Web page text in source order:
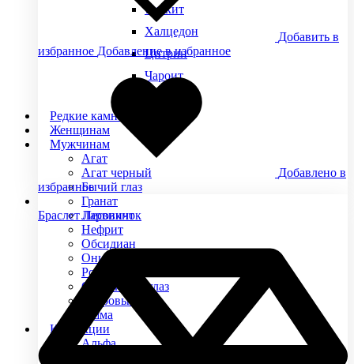
Унакит
Халцедон
Цитрин
Чароит
Редкие камни
Женщинам
Мужчинам
Агат
Агат черный
Бычий глаз
Гранат
Ларвикит
Нефрит
Обсидиан
Оникс
Родонит
Соколиный глаз
Тигровый глаз
Яшма
Коллекции
Альфа
Добавить в
избранное Добавление в избранное
Добавлено в
избранное
Браслет Лесовичок